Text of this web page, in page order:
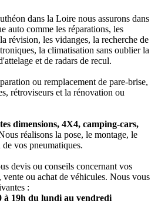
dans la Loire nous assurons dans
auto comme les réparations, les
révision, les vidanges, la recherche de
la climatisation sans oublier la
et de radars de recul.
ou remplacement de pare-brise,
rétroviseurs et la rénovation ou
dimensions, 4X4, camping-cars,
réalisons la pose, le montage, le
vos pneumatiques.
devis ou conseils concernant vos
vente ou achat de véhicules. Nous vous
:
à 19h du lundi au vendredi